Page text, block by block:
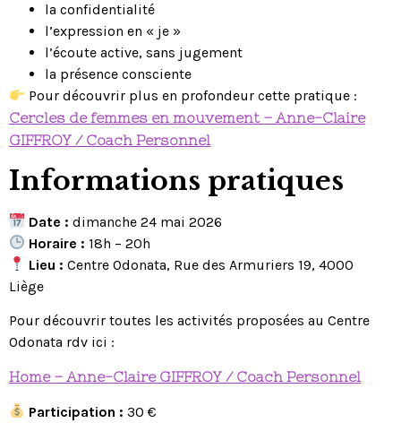
la confidentialité
l’expression en « je »
l’écoute active, sans jugement
la présence consciente
Pour découvrir plus en profondeur cette pratique :
Cercles de femmes en mouvement – Anne-Claire
GIFFROY / Coach Personnel
Informations pratiques
Date : dimanche 24 mai 2026
Horaire : 18h – 20h
Lieu : Centre Odonata, Rue des Armuriers 19, 4000
Liège
Pour découvrir toutes les activités proposées au Centre
Odonata rdv ici :
Home – Anne-Claire GIFFROY / Coach Personnel
Participation : 30 €